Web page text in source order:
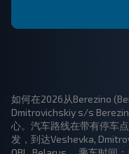
如何在2026从Berezino
Dmitrovichskiy s/s
心。汽车路线在带有停车
发，到达Veshevka,